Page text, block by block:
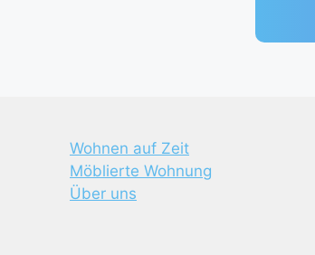
Wohnen auf Zeit
Möblierte Wohnung
Über uns